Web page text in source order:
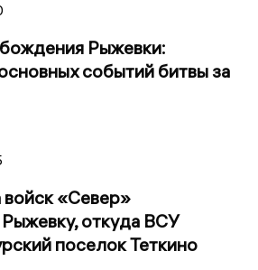
Рыжевки:
событий битвы за
войск «Север»
откуда ВСУ
поселок Теткино